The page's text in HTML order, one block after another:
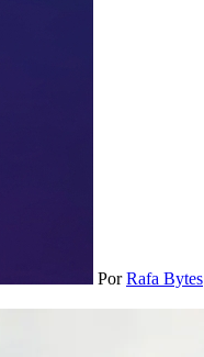
PorRafa Bytes